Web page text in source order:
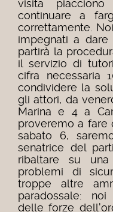
visita
continuare a
correttamente.
impegnati a
partirà la
il servizio di
cifra necessaria
condividere la
gli attori, da
Marina e 4 a
proveremo a fare
sabato 6,
senatrice del
ribaltare su
problemi di
troppe altre
paradossale:
delle forze